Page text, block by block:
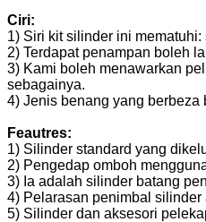
Ciri:
1) Siri kit silinder ini mematuhi:
2) Terdapat penampan boleh
3) Kami boleh menawarkan
sebagainya.
4) Jenis benang yang
Feautres:
1) Silinder standard yang
2) Pengedap omboh
3) Ia adalah silinder batang
4) Pelarasan penimbal
5) Silinder dan aksesori